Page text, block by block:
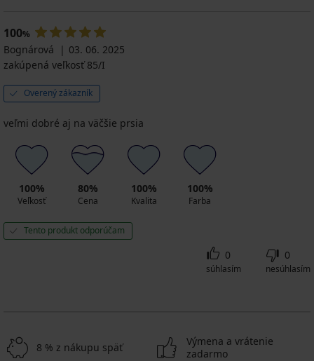
100%
Bognárová
03. 06. 2025
zakúpená veľkosť 85/I
Overený zákazník
veľmi dobré aj na väčšie prsia
100%
Veľkosť
80%
Cena
100%
Kvalita
100%
Farba
Tento produkt odporúčam
0
súhlasím
0
nesúhlasím
8 % z nákupu späť
Výmena a vrátenie
zadarmo